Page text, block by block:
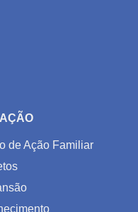
de Ação Familiar